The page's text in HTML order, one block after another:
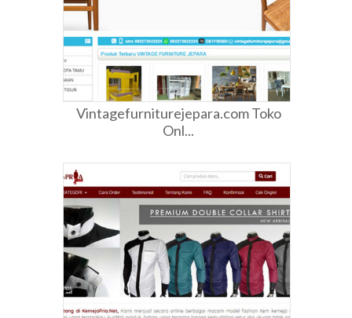
Vintagefurniturejepara.com Toko
Onl...